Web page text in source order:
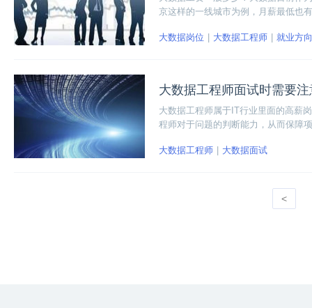
京这样的一线城市为例，月薪最低也
大数据岗位
大数据工程师 就业方向
大数据工程师面试时需要
大数据工程师属于IT行业里面的高薪
程师对于问题的判断能力，从而保障
大数据工程师
大数据面试
<